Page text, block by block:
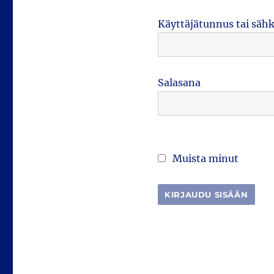
Käyttäjätunnus tai
Salasana
Muista minut